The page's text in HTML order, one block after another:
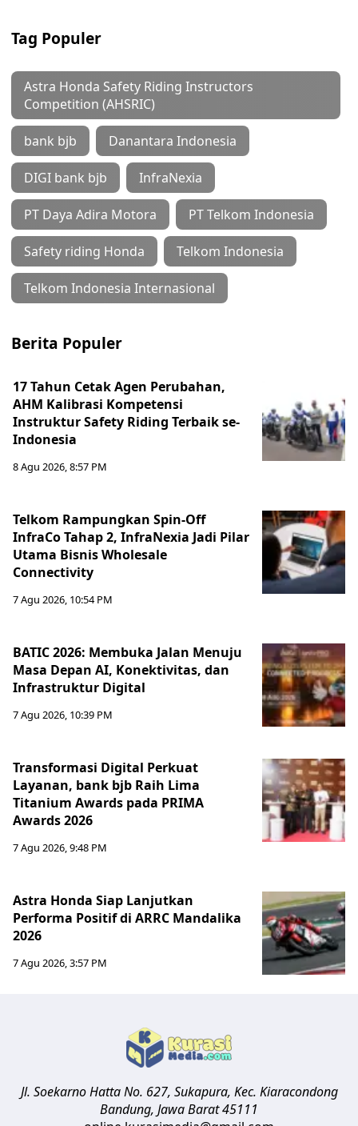
Tag Populer
Astra Honda Safety Riding Instructors
Competition (AHSRIC)
bank bjb Danantara Indonesia
DIGI bank bjb InfraNexia
PT Daya Adira Motora PT Telkom Indonesia
Safety riding Honda Telkom Indonesia
Telkom Indonesia Internasional
Berita Populer
17 Tahun Cetak Agen Perubahan,
AHM Kalibrasi Kompetensi
Instruktur Safety Riding Terbaik se-
Indonesia
8 Agu 2026, 8:57 PM
Telkom Rampungkan Spin-Off
InfraCo Tahap 2, InfraNexia Jadi Pilar
Utama Bisnis Wholesale
Connectivity
7 Agu 2026, 10:54 PM
BATIC 2026: Membuka Jalan Menuju
Masa Depan AI, Konektivitas, dan
Infrastruktur Digital
7 Agu 2026, 10:39 PM
Transformasi Digital Perkuat
Layanan, bank bjb Raih Lima
Titanium Awards pada PRIMA
Awards 2026
7 Agu 2026, 9:48 PM
Astra Honda Siap Lanjutkan
Performa Positif di ARRC Mandalika
2026
7 Agu 2026, 3:57 PM
Jl. Soekarno Hatta No. 627, Sukapura, Kec. Kiaracondong
Bandung, Jawa Barat45111